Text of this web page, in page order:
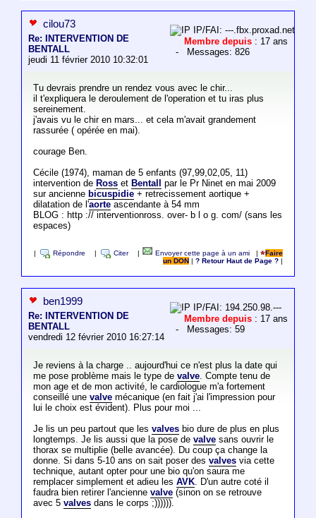
cilou73
Re: INTERVENTION DE
BENTALL
jeudi 11 février 2010 10:32:01
IP/FAI: ---.fbx.proxad.net
Membre depuis : 17 ans
- Messages: 826
Tu devrais prendre un rendez vous avec le chir...
il t'expliquera le deroulement de l'operation et tu iras plus
sereinement.
j'avais vu le chir en mars... et cela m'avait grandement
rassurée ( opérée en mai).
courage Ben.
Cécile (1974), maman de 5 enfants (97,99,02,05, 11)
intervention de Rosset Bentall
par le Pr Ninet en mai 2009
sur ancienne bicuspidie+ retrecissement aortique +
dilatation de l'aorteascendante à 54 mm
BLOG : http :// interventionross. over- b l o g. com/ (sans les
espaces)
Répondre Citer Envoyer cette page à un ami |
Faire
un DON
|? Retour Haut de Page ?
ben1999
Re: INTERVENTION DE
BENTALL
vendredi 12 février 2010 16:27:14
IP/FAI: 194.250.98.---
Membre depuis : 17 ans
- Messages: 59
Je reviens à la charge .. aujourd'hui ce n'est plus la date qui
me pose problème mais le type de valve. Compte tenu de
mon age et de mon activité, le cardiologue m'a fortement
conseillé une valvemécanique (en fait j'ai l'impression pour
lui le choix est évident). Plus pour moi ...
Je lis un peu partout que les valvesbio dure de plus en plus
longtemps. Je lis aussi que la pose de valvesans ouvrir le
thorax se multiplie (belle avancée). Du coup ça change la
donne. Si dans 5-10 ans on sait poser des valvesvia cette
technique, autant opter pour une bio qu'on saura me
remplacer simplement et adieu les AVK. D'un autre coté il
faudra bien retirer l'ancienne valve(sinon on se retrouve
avec 5 valvesdans le corps ;)))))).